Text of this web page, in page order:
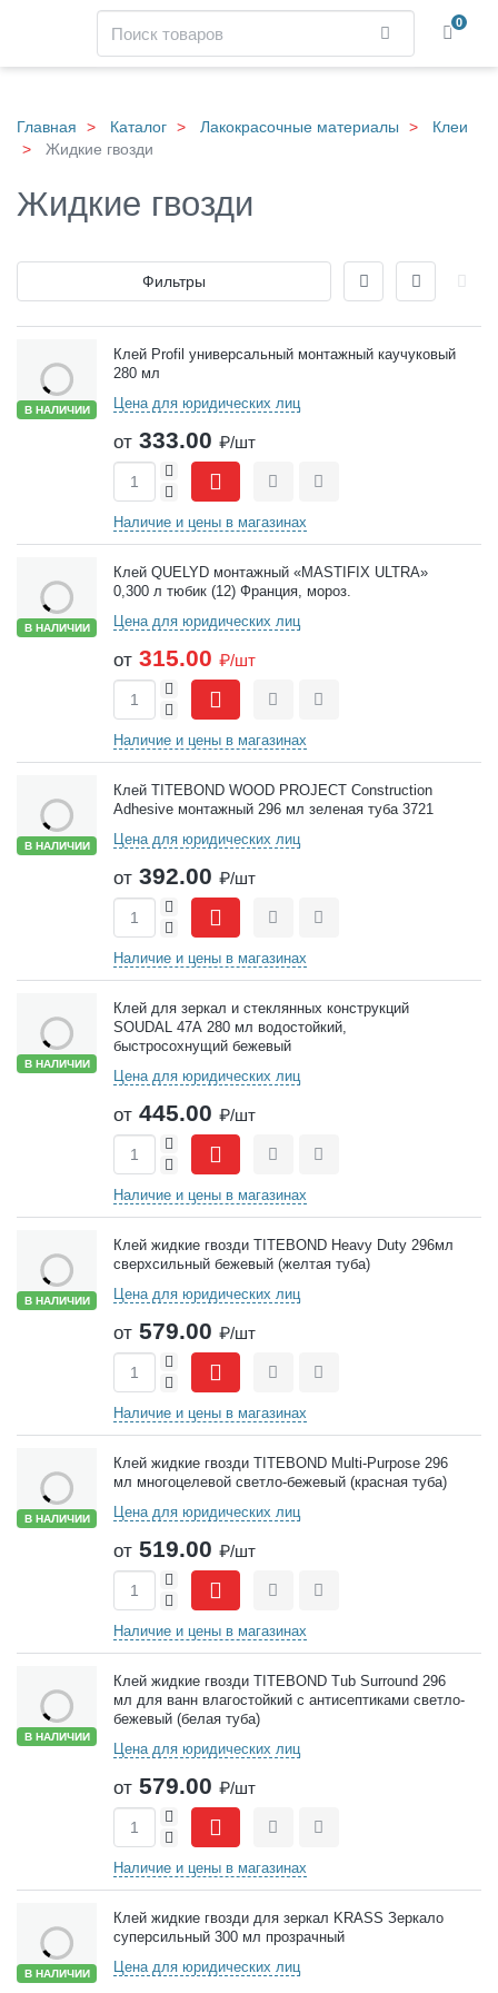
main
content
Найти 0
Главная Каталог Лакокрасочные материалы
Клеи
Жидкие гвозди
Жидкие гвозди
Фильтры
В НАЛИЧИИ
Клей Profil универсальный монтажный каучуковый
280 мл
Цена для юридических лиц
от 333.00 ₽/шт
-
+
СравнитьОтложить
Наличие и цены в магазинах
В НАЛИЧИИ
Клей QUELYD монтажный «MASTIFIX ULTRA»
0,300 л тюбик (12) Франция, мороз.
Цена для юридических лиц
от 315.00 ₽/шт
-
+
СравнитьОтложить
Наличие и цены в магазинах
В НАЛИЧИИ
Клей TITEBOND WOOD PROJECT Construction
Adhesive монтажный 296 мл зеленая туба 3721
Цена для юридических лиц
от 392.00 ₽/шт
-
+
СравнитьОтложить
Наличие и цены в магазинах
В НАЛИЧИИ
Клей для зеркал и стеклянных конструкций
SOUDAL 47А 280 мл водостойкий,
быстросохнущий бежевый
Цена для юридических лиц
от 445.00 ₽/шт
-
+
СравнитьОтложить
Наличие и цены в магазинах
В НАЛИЧИИ
Клей жидкие гвозди TITEBOND Heavy Duty 296мл
сверхсильный бежевый (желтая туба)
Цена для юридических лиц
от 579.00 ₽/шт
-
+
СравнитьОтложить
Наличие и цены в магазинах
В НАЛИЧИИ
Клей жидкие гвозди TITEBOND Multi-Purpose 296
мл многоцелевой светло-бежевый (красная туба)
Цена для юридических лиц
от 519.00 ₽/шт
-
+
СравнитьОтложить
Наличие и цены в магазинах
В НАЛИЧИИ
Клей жидкие гвозди TITEBOND Tub Surround 296
мл для ванн влагостойкий с антисептиками светло-
бежевый (белая туба)
Цена для юридических лиц
от 579.00 ₽/шт
-
+
СравнитьОтложить
Наличие и цены в магазинах
В НАЛИЧИИ
Клей жидкие гвозди для зеркал KRASS Зеркало
суперсильный 300 мл прозрачный
Цена для юридических лиц